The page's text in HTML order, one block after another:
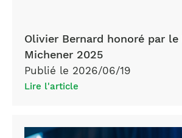
Olivier Bernard honoré par le
Michener 2025
Publié le 2026/06/19
Lire l'article